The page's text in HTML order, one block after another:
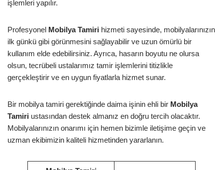
işlemleri yapılır.
Profesyonel Mobilya Tamiri hizmeti sayesinde, mobilyalarınızın
ilk günkü gibi görünmesini sağlayabilir ve uzun ömürlü bir
kullanım elde edebilirsiniz. Ayrıca, hasarın boyutu ne olursa
olsun, tecrübeli ustalarımız tamir işlemlerini titizlikle
gerçekleştirir ve en uygun fiyatlarla hizmet sunar.
Bir mobilya tamiri gerektiğinde daima işinin ehli bir Mobilya
Tamiri ustasından destek almanız en doğru tercih olacaktır.
Mobilyalarınızın onarımı için hemen bizimle iletişime geçin ve
uzman ekibimizin kaliteli hizmetinden yararlanın.